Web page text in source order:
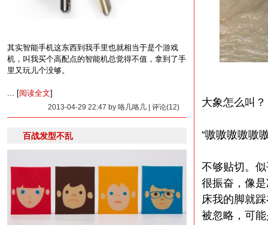
其实智能手机这东西到我手里也就相当于是个游戏
机，叫我买个高配点的智能机总觉得不值，拿到了手
里又玩儿个没够。
... [阅读全文]
2013-04-29 22:47 by 咯几咯几 | 评论(12)
百战发型不乱
大象怎么叫？
“嗷嗷嗷嗷嗷
不够贴切。
很振奋，像
床我的脚就
被忽略，可